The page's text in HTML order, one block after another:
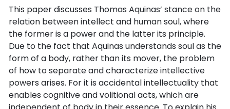
This paper discusses Thomas Aquinas’ stance on the
relation between intellect and human soul, where
the former is a power and the latter its principle.
Due to the fact that Aquinas understands soul as the
form of a body, rather than its mover, the problem
of how to separate and characterize intellective
powers arises. For it is accidental intellectuality that
enables cognitive and volitional acts, which are